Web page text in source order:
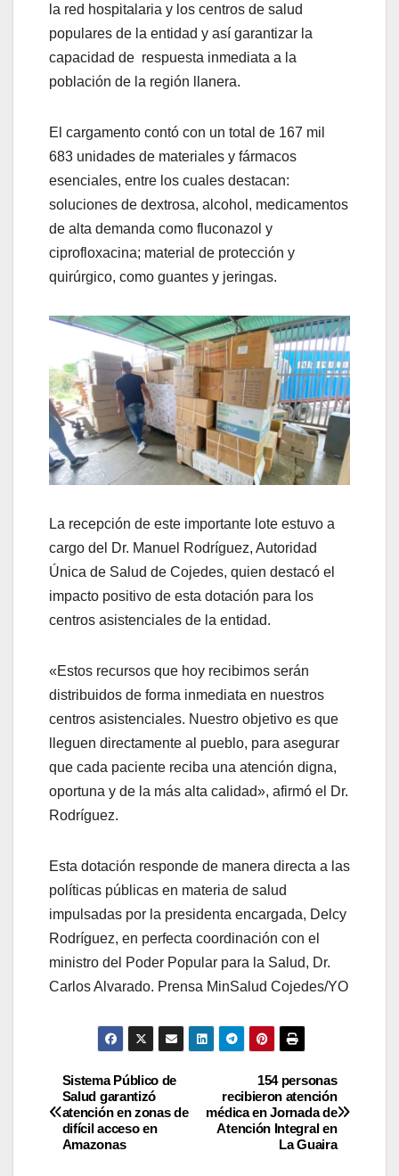
la red hospitalaria y los centros de salud
populares de la entidad y así garantizar la
capacidad de respuesta inmediata a la
población de la región llanera.
El cargamento contó con un total de 167 mil
683 unidades de materiales y fármacos
esenciales, entre los cuales destacan:
soluciones de dextrosa, alcohol, medicamentos
de alta demanda como fluconazol y
ciprofloxacina; material de protección y
quirúrgico, como guantes y jeringas.
La recepción de este importante lote estuvo a
cargo del Dr. Manuel Rodríguez, Autoridad
Única de Salud de Cojedes, quien destacó el
impacto positivo de esta dotación para los
centros asistenciales de la entidad.
«Estos recursos que hoy recibimos serán
distribuidos de forma inmediata en nuestros
centros asistenciales. Nuestro objetivo es que
lleguen directamente al pueblo, para asegurar
que cada paciente reciba una atención digna,
oportuna y de la más alta calidad», afirmó el Dr.
Rodríguez.
Esta dotación responde de manera directa a las
políticas públicas en materia de salud
impulsadas por la presidenta encargada, Delcy
Rodríguez, en perfecta coordinación con el
ministro del Poder Popular para la Salud, Dr.
Carlos Alvarado. Prensa MinSalud Cojedes/YO
154 personas
recibieron atención
médica en Jornada de
Atención Integral en
La Guaira
Sistema Público de
Salud garantizó
atención en zonas de
difícil acceso en
Amazonas